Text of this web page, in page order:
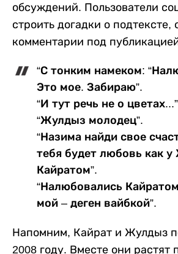
обсуждений. Пользователи
строить догадки о подтексте,
комментарии под
“С тонким намеком:
Это мое. Забираю”.
“И тут речь не о цветах...”
“Жулдыз молодец”.
“Назима найди свое
тебя будет любовь как
Кайратом”.
“Налюбовались
мой – деген вайбкой”.
Напомним, Кайрат и Жулдыз
2008 году. Вместе они растят